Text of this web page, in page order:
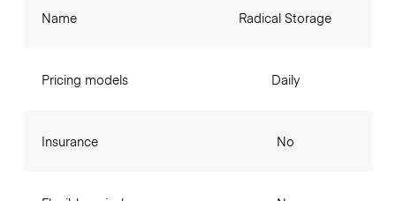
Name
Pricing models
Insurance
Radical Storage
Daily
No